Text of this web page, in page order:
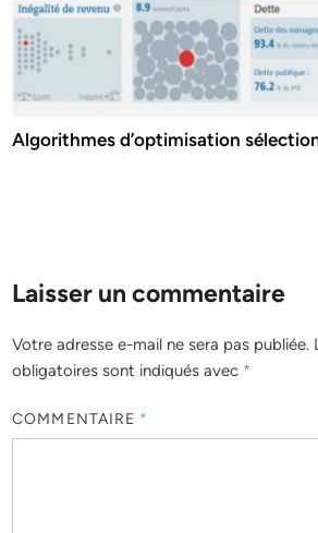
Algorithmes d’optimisation
Laisser un commentaire
Votre adresse e-mail ne sera pas publiée.
obligatoires sont indiqués avec *
COMMENTAIRE *